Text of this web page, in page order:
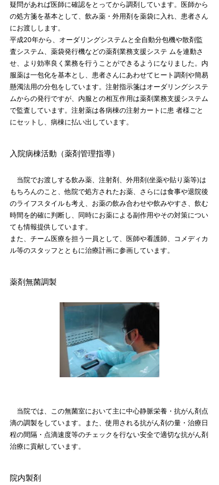
疑問があれば医師に確認をとってから調剤しています。医師から
の処方箋を基本として、飲み薬・外用剤を薬袋に入れ、患者さん
にお渡しします。
平成20年から、オーダリングシステムと全自動分包機や散剤監
査システム、薬袋発行機などの薬剤業務支援システ ムを連動さ
せ、より効率良く業務を行うことができるようになりました。内
服薬は一包化を基本とし、患者さんにあわせてヒート調剤や簡易
懸濁法用の分包をしています。注射指示箋はオーダリングシステ
ムからの発行ですが、内服との相互作用は薬剤業務支援システム
で監査しています。注射薬は各病棟の注射カートに患 者様ごと
にセットし、病棟に払い出しています。
入院病棟活動（薬剤管理指導）
当院でお渡しする飲み薬、注射剤、外用剤(坐薬や貼り薬等)は
もちろんのこと、他院で処方されたお薬、さらには食事や退院後
のライフスタイルも考え、お薬の飲み合わせや飲みやすさ、飲む
時間を的確に判断し、同時にお薬による副作用やその対策につい
ても情報提供しています。
また、チーム医療を担う一員として、医師や看護師、コメディカ
ル等のスタッフとともに治療計画に参画しています。
薬剤無菌調製
当院では、この無菌室において主に中心静脈栄養・抗がん剤点
滴の調製をしています。また、使用される抗がん剤の量・治療日
程の間隔・点滴速度等のチェックを行ない安全で適切な抗がん剤
治療に貢献しています。
院内製剤